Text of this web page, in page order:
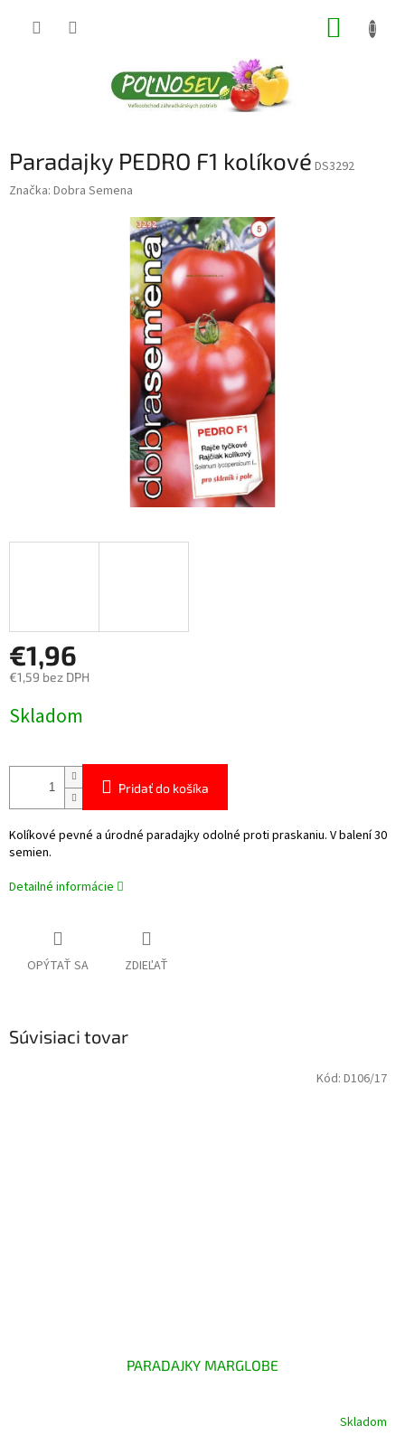
Paradajky PEDRO F1 kolíkové DS3292
Značka: Dobra Semena
€1,96
€1,59 bez DPH
cena:
Skladom
Pridať do košíka
Kolíkové pevné a úrodné paradajkyodolné proti praskaniu. V balení 30
semien.
Detailné informácie
OPÝTAŤ SA ZDIEĽAŤ
Súvisiaci tovar
PARADAJKY MARGLOBE
Skladom
Kód: D106/17